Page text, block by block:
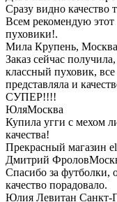
Сразу видно качество
Всем рекомендую этот
пуховики!.
Мила Крупень, Москва
Заказ сейчас
классный пуховик, все
представляла и
СУПЕР!!!!
ЮляМосква
Купила угги с мехом
качества!
Прекрасный магазин
Дмитрий Фролов
Спасибо за футболки,
качество порадовало.
Юлия Левитан Санкт-